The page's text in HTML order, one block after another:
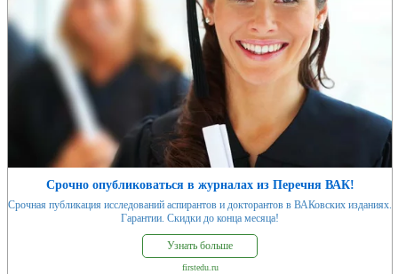
Срочно опубликоваться в журналах из Перечня ВАК!
Срочная публикация исследований аспирантов и докторантов в ВАКовских изданиях.
Гарантии. Скидки до конца месяца!
Узнать больше
firstedu.ru